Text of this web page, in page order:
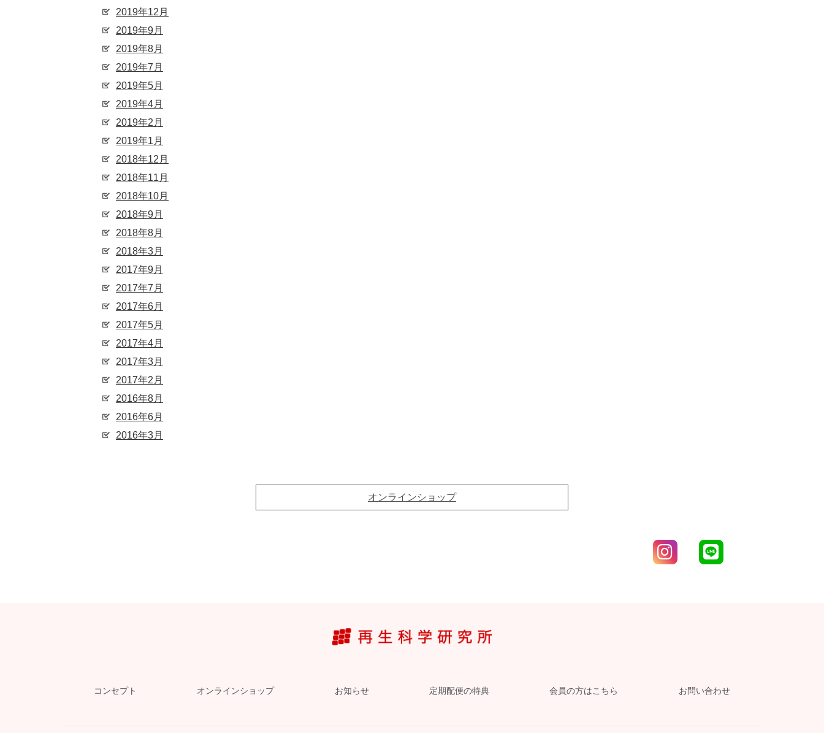
2019年12月
2019年9月
2019年8月
2019年7月
2019年5月
2019年4月
2019年2月
2019年1月
2018年12月
2018年11月
2018年10月
2018年9月
2018年8月
2018年3月
2017年9月
2017年7月
2017年6月
2017年5月
2017年4月
2017年3月
2017年2月
2016年8月
2016年6月
2016年3月
オンラインショップ
コンセプト オンラインショップ お知らせ 定期配便の特典 会員の方はこちら お問い合わせ